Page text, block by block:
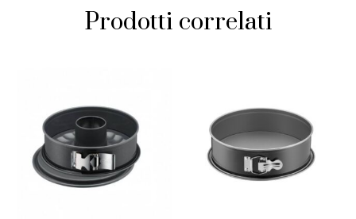
Prodotti correlati